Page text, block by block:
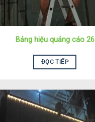
Bảng hiệu quảng cáo 26
ĐỌC TIẾP